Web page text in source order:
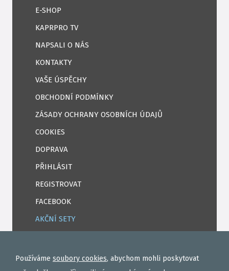
E-SHOP
KAPRPRO TV
NAPSALI O NÁS
KONTAKTY
VAŠE ÚSPĚCHY
OBCHODNÍ PODMÍNKY
ZÁSADY OCHRANY OSOBNÍCH ÚDAJŮ
COOKIES
DOPRAVA
PŘIHLÁSIT
REGISTROVAT
FACEBOOK
AKČNÍ SETY
EXTRUDY
Používáme soubory cookies, abychom mohli poskytovat